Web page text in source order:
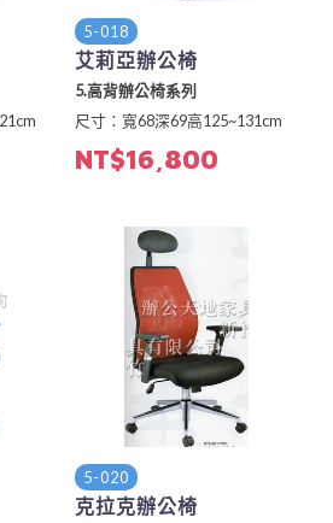
5-018
艾莉亞辦公椅
5.高背辦公椅系列
尺寸：寬68深69高125~131cm
NT$16,800
5-020
克拉克辦公椅